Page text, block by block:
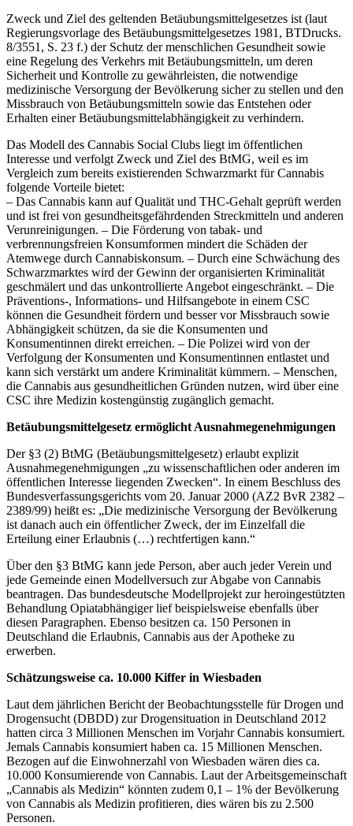
Zweck und Ziel des geltenden Betäubungsmittelgesetzes ist (laut
Regierungsvorlage des Betäubungsmittelgesetzes 1981, BTDrucks.
8/3551, S. 23 f.) der Schutz der menschlichen Gesundheit sowie
eine Regelung des Verkehrs mit Betäubungsmitteln, um deren
Sicherheit und Kontrolle zu gewährleisten, die notwendige
medizinische Versorgung der Bevölkerung sicher zu stellen und den
Missbrauch von Betäubungsmitteln sowie das Entstehen oder
Erhalten einer Betäubungsmittelabhängigkeit zu verhindern.
Das Modell des Cannabis Social Clubs liegt im öffentlichen
Interesse und verfolgt Zweck und Ziel des BtMG, weil es im
Vergleich zum bereits existierenden Schwarzmarkt für Cannabis
folgende Vorteile bietet:
– Das Cannabis kann auf Qualität und THC-Gehalt geprüft werden
und ist frei von gesundheitsgefährdenden Streckmitteln und anderen
Verunreinigungen. – Die Förderung von tabak- und
verbrennungsfreien Konsumformen mindert die Schäden der
Atemwege durch Cannabiskonsum. – Durch eine Schwächung des
Schwarzmarktes wird der Gewinn der organisierten Kriminalität
geschmälert und das unkontrollierte Angebot eingeschränkt. – Die
Präventions-, Informations- und Hilfsangebote in einem CSC
können die Gesundheit fördern und besser vor Missbrauch sowie
Abhängigkeit schützen, da sie die Konsumenten und
Konsumentinnen direkt erreichen. – Die Polizei wird von der
Verfolgung der Konsumenten und Konsumentinnen entlastet und
kann sich verstärkt um andere Kriminalität kümmern. – Menschen,
die Cannabis aus gesundheitlichen Gründen nutzen, wird über eine
CSC ihre Medizin kostengünstig zugänglich gemacht.
Betäubungsmittelgesetz ermöglicht Ausnahmegenehmigungen
Der §3 (2) BtMG (Betäubungsmittelgesetz) erlaubt explizit
Ausnahmegenehmigungen „zu wissenschaftlichen oder anderen im
öffentlichen Interesse liegenden Zwecken“. In einem Beschluss des
Bundesverfassungsgerichts vom 20. Januar 2000 (AZ2 BvR 2382 –
2389/99) heißt es: „Die medizinische Versorgung der Bevölkerung
ist danach auch ein öffentlicher Zweck, der im Einzelfall die
Erteilung einer Erlaubnis (…) rechtfertigen kann.“
Über den §3 BtMG kann jede Person, aber auch jeder Verein und
jede Gemeinde einen Modellversuch zur Abgabe von Cannabis
beantragen. Das bundesdeutsche Modellprojekt zur heroingestützten
Behandlung Opiatabhängiger lief beispielsweise ebenfalls über
diesen Paragraphen. Ebenso besitzen ca. 150 Personen in
Deutschland die Erlaubnis, Cannabis aus der Apotheke zu
erwerben.
Schätzungsweise ca. 10.000 Kiffer in Wiesbaden
Laut dem jährlichen Bericht der Beobachtungsstelle für Drogen und
Drogensucht (DBDD) zur Drogensituation in Deutschland 2012
hatten circa 3 Millionen Menschen im Vorjahr Cannabis konsumiert.
Jemals Cannabis konsumiert haben ca. 15 Millionen Menschen.
Bezogen auf die Einwohnerzahl von Wiesbaden wären dies ca.
10.000 Konsumierende von Cannabis. Laut der Arbeitsgemeinschaft
„Cannabis als Medizin“ könnten zudem 0,1 – 1% der Bevölkerung
von Cannabis als Medizin profitieren, dies wären bis zu 2.500
Personen.